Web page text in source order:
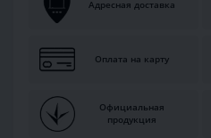
Адресная доставка
Оплата на карту
Официальная
продукция